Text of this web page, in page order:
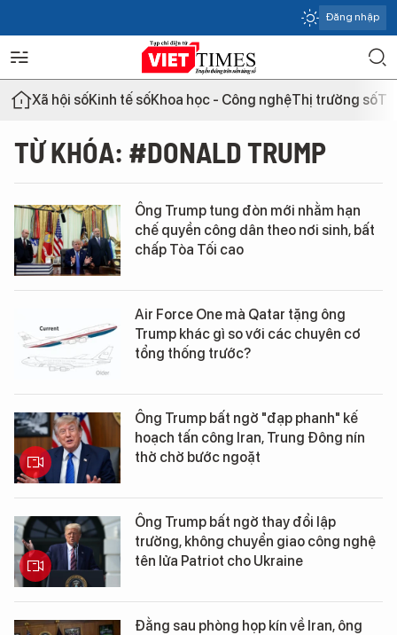
Đăng nhập
Xã hội sốKinh tế sốKhoa học - Công nghệThị trường số
TỪ KHÓA: #DONALD TRUMP
Ông Trump tung đòn mới nhằm hạn
chế quyền công dân theo nơi sinh, bất
chấp Tòa Tối cao
Air Force One mà Qatar tặng ông
Trump khác gì so với các chuyên cơ
tổng thống trước?
Ông Trump bất ngờ "đạp phanh" kế
hoạch tấn công Iran, Trung Đông nín
thở chờ bước ngoặt
Ông Trump bất ngờ thay đổi lập
trường, không chuyển giao công nghệ
tên lửa Patriot cho Ukraine
Đằng sau phòng họp kín về Iran, ông